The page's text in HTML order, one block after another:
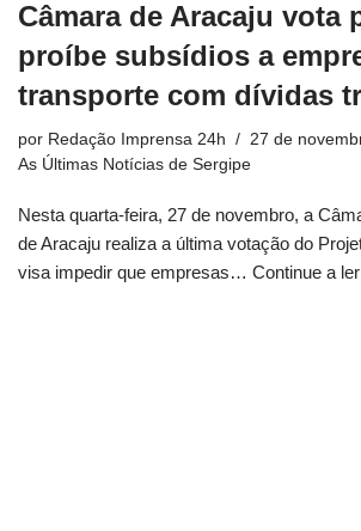
Câmara de Aracaju vota
proíbe subsídios a
transporte com dívidas
por Redação Imprensa 24h
27 de
As Últimas Notícias de Sergipe
Nesta quarta-feira, 27 de novembro, a
de Aracaju realiza a última votação do
visa impedir que empresas… Continue a